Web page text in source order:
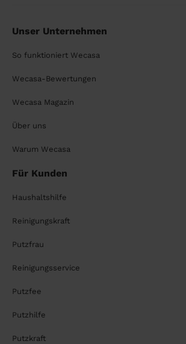
Unser Unternehmen
So funktioniert Wecasa
Wecasa-Bewertungen
Wecasa Magazin
Über uns
Warum Wecasa
Für Kunden
Haushaltshilfe
Reinigungskraft
Putzfrau
Reinigungsservice
Putzfee
Putzhilfe
Putzkraft